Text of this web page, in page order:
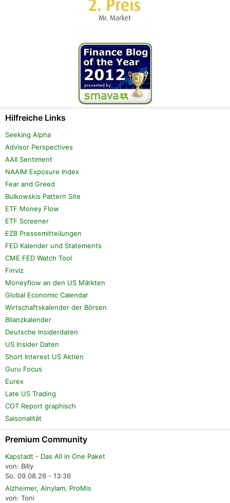
Hilfreiche Links
Seeking Alpha
Advisor Perspectives
AAII Sentiment
NAAIM Exposure Index
Fear and Greed
Bulkowskis Pattern Site
ETF Money Flow
ETF Screener
EZB Pressemitteilungen
FED Kalender und Statements
CME FED Watch Tool
Finviz
Moneyflow an den US Märkten
Global Economic Calendar
Wirtschaftskalender der Börsen
Bilanzkalender
Deutsche Insiderdaten
US Insider Daten
Short Interest US Aktien
Guru Focus
Eurex
Late US Trading
COT Report graphisch
Saisonalität
Premium Community
Kapstadt - Das All in One Paket
von: Billy
So. 09.08.26 - 13:39
Alzheimer, Alnylam, ProMis
von: Toni